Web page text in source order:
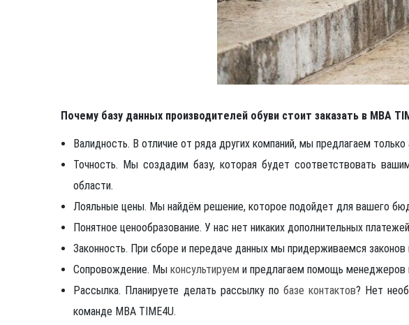
Почему базу данных производителей обуви стоит заказать в MBA
Валидность. В отличие от ряда других компаний, мы предлагаем
Точность. Мы создадим базу, которая будет соответствовать
области.
Лояльные цены. Мы найдём решение, которое подойдет для вашего
Понятное ценообразование. У нас нет никаких дополнительных
Законность. При сборе и передаче данных мы придерживаемся
Сопровождение. Мыконсультируем и предлагаем помощь менеджеров
Рассылка. Планируете делать рассылку по базе контактов? Нет
команде MBA TIME4U.